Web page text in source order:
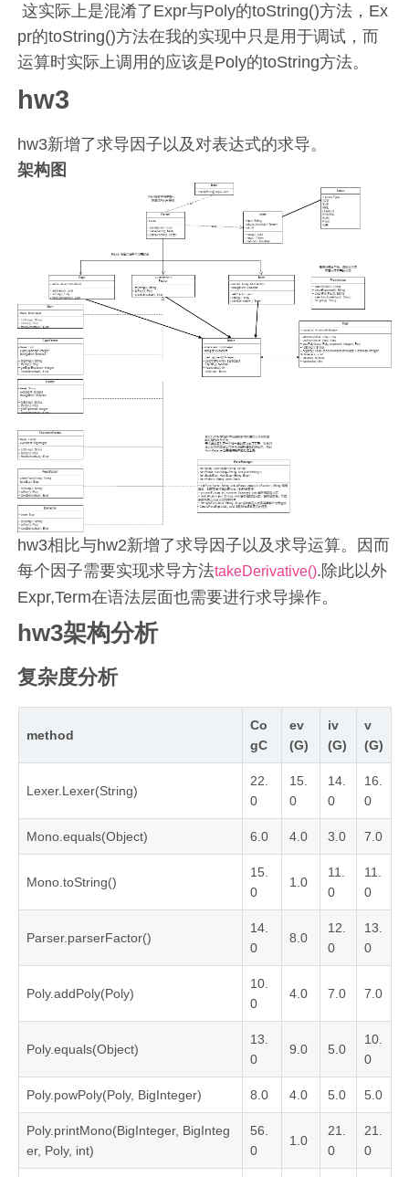
​ 这实际上是混淆了Expr与Poly的toString()方法，Ex
pr的toString()方法在我的实现中只是用于调试，而
运算时实际上调用的应该是Poly的toString方法。
hw3
hw3新增了求导因子以及对表达式的求导。
架构图
hw3相比与hw2新增了求导因子以及求导运算。因而
每个因子需要实现求导方法takeDerivative().除此以外
Expr,Term在语法层面也需要进行求导操作。
hw3架构分析
复杂度分析
method
Co
gC
ev
(G)
iv
(G)
v
(G)
Lexer.Lexer(String)
22.
0
15.
0
14.
0
16.
0
Mono.equals(Object) 6.0 4.0 3.0 7.0
Mono.toString()
15.
0
1.0
11.
0
11.
0
Parser.parserFactor()
14.
0
8.0
12.
0
13.
0
Poly.addPoly(Poly)
10.
0
4.0 7.0 7.0
Poly.equals(Object)
13.
0
9.0 5.0
10.
0
Poly.powPoly(Poly, BigInteger) 8.0 4.0 5.0 5.0
Poly.printMono(BigInteger, BigInteg
er, Poly, int)
56.
0
1.0
21.
0
21.
0